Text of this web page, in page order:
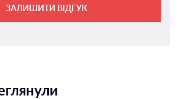
ЗАЛИШИТИ ВІДГУК